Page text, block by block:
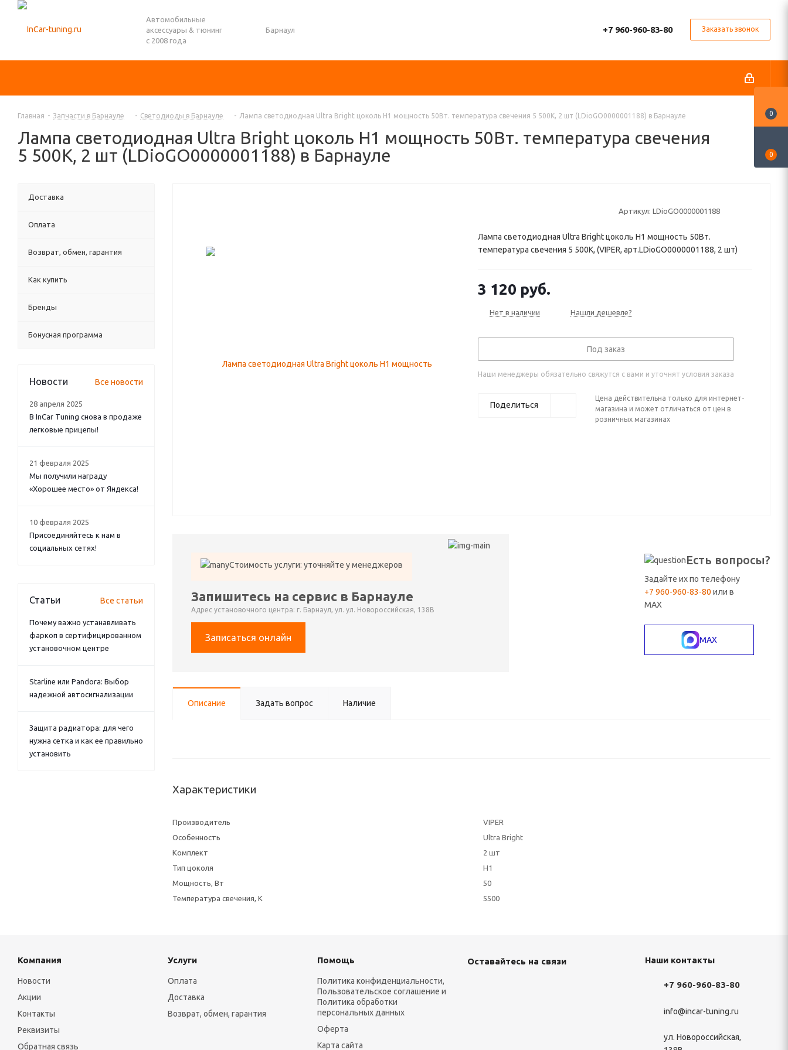
Автомобильные
аксессуары & тюнинг
с 2008 года
Барнаул +7 960-960-83-80 Заказать звонок
Главная - Запчасти в Барнауле - Светодиоды в Барнауле - Лампа светодиодная Ultra Bright цоколь H1 мощность 50Вт. температура свечения 5 500К, 2 шт (LDioGO0000001188) в Барнауле
Лампа светодиодная Ultra Bright цоколь H1 мощность 50Вт. температура свечения
5 500К, 2 шт (LDioGO0000001188) в Барнауле
Артикул: LDioGO0000001188
Лампа светодиодная Ultra Bright цоколь H1 мощность 50Вт.
температура свечения 5 500К, (VIPER, арт.LDioGO0000001188, 2 шт)
3 120 руб.
Нет в наличии Нашли дешевле?
Под заказ
Наши менеджеры обязательно свяжутся с вами и уточнят условия заказа
Поделиться
Цена действительна только для интернет-
магазина и может отличаться от цен в
розничных магазинах
Стоимость услуги: уточняйте у менеджеров
Запишитесь на сервис в Барнауле
Адрес установочного центра: г. Барнаул, ул. ул. Новороссийская, 138В
Записаться онлайн
Есть вопросы?
Задайте их по телефону
+7 960-960-83-80 или в
MAX
MAX
Описание Задать вопрос Наличие
Характеристики
Производитель
VIPER
Особенность
Ultra Bright
Комплект
2 шт
Тип цоколя
H1
Мощность, Вт
50
Температура свечения, К
5500
Доставка
Оплата
Возврат, обмен, гарантия
Как купить
Бренды
Бонусная программа
Новости Все новости
28 апреля 2025
В InCar Tuning снова в продаже
легковые прицепы!
21 февраля 2025
Мы получили награду
«Хорошее место» от Яндекса!
10 февраля 2025
Присоединяйтесь к нам в
социальных сетях!
Статьи Все статьи
Почему важно устанавливать
фаркоп в сертифицированном
установочном центре
Starline или Pandora: Выбор
надежной автосигнализации
Защита радиатора: для чего
нужна сетка и как ее правильно
установить
Компания
Новости
Акции
Контакты
Реквизиты
Обратная связь
Услуги
Оплата
Доставка
Возврат, обмен, гарантия
Помощь
Политика конфиденциальности,
Пользовательское соглашение и
Политика обработки
персональных данных
Оферта
Карта сайта
Оставайтесь на связи Наши контакты
+7 960-960-83-80
info@incar-tuning.ru
ул. Новороссийская,
0
0